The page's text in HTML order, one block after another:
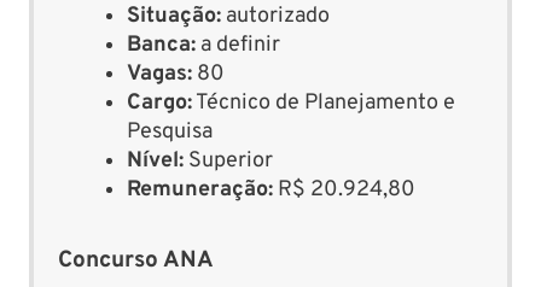
Situação: autorizado
Banca: a definir
Vagas: 80
Cargo:Técnico de Planejamento e
Pesquisa
Nível: Superior
Remuneração: R$ 20.924,80
Concurso ANA